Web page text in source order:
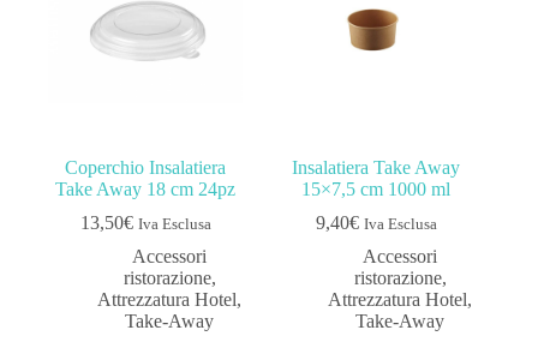
Coperchio Insalatiera
Take Away 18 cm 24pz
13,50€ Iva Esclusa
Accessori
ristorazione,
Attrezzatura Hotel,
Take-Away
Insalatiera Take Away
15×7,5 cm 1000 ml
9,40€ Iva Esclusa
Accessori
ristorazione,
Attrezzatura Hotel,
Take-Away